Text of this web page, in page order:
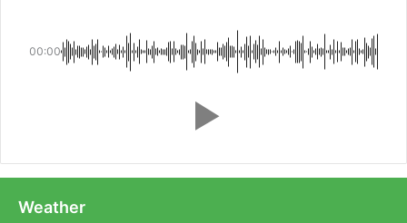
00:00
Weather